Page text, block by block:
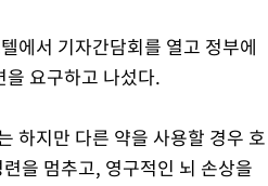
에서 기자간담회를 열고 정부에
요구하고 나섰다.
하지만 다른 약을 사용할 경우 호
을 멈추고, 영구적인 뇌 손상을